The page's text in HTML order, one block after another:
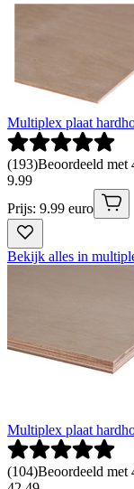
Multiplex plaat
(193)Beoordeeld met
9.99
Prijs: 9.99 euro
Bekijk alles in
Multiplex plaat
(104)Beoordeeld met